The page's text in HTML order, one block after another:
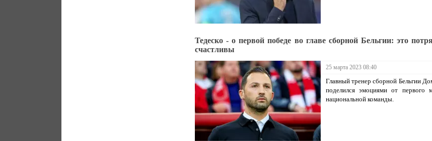
Тедеско - о первой победе во главе сборной Бельгии: это
счастливы
25 марта 2023 08:40
Главный тренер сборной Бельгии
поделился эмоциями от первого
национальной команды.